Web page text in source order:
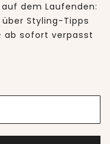
dem Laufenden:
Styling-Tipps
ab sofort verpasst